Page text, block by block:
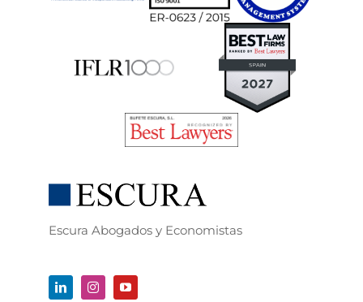
Escura Abogados y Economistas